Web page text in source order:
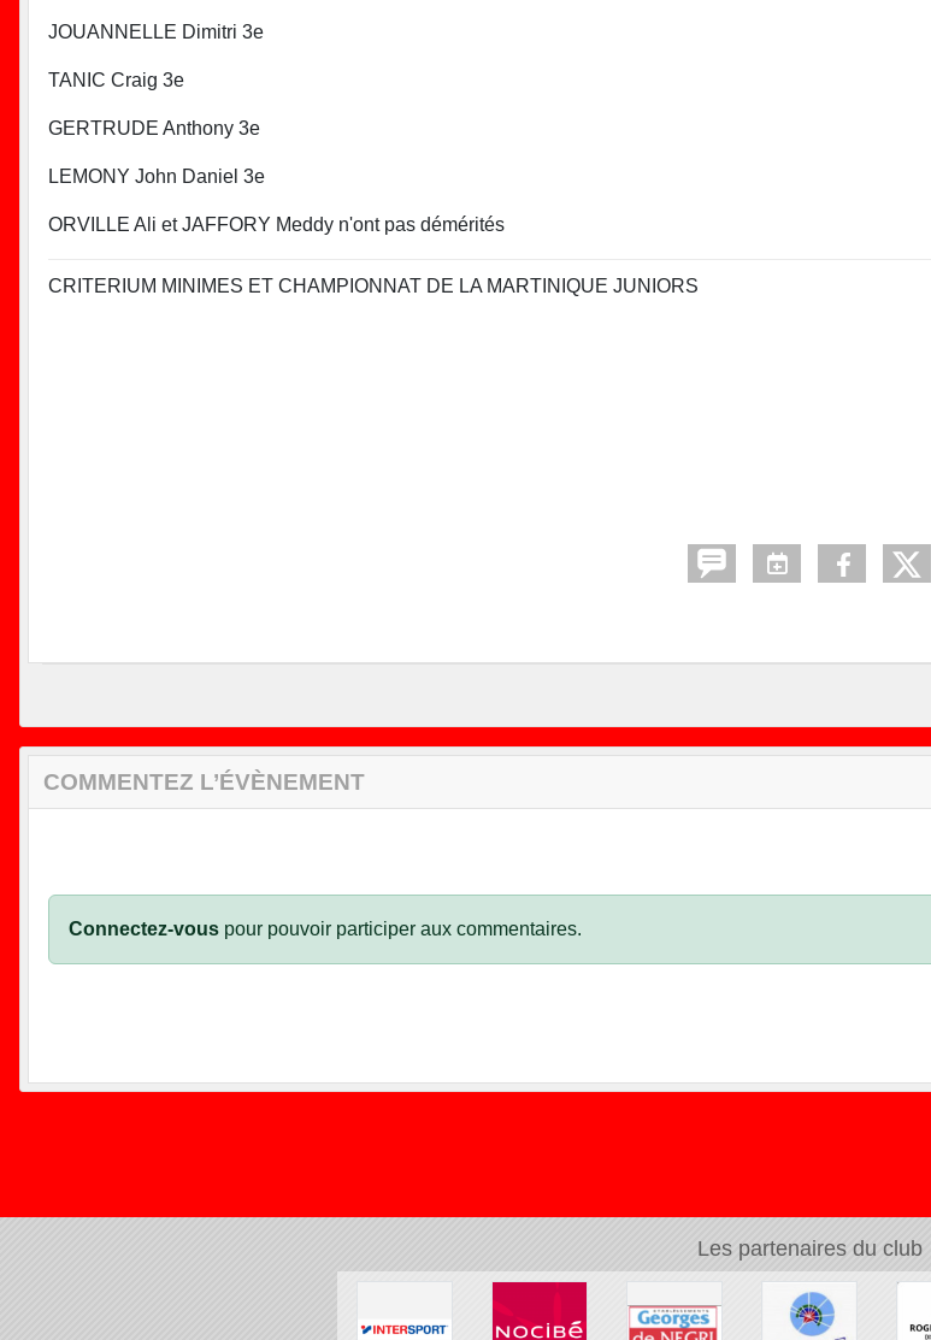
JOUANNELLE Dimitri 3e
TANIC Craig 3e
GERTRUDE Anthony 3e
LEMONY John Daniel 3e
ORVILLE Ali et JAFFORY Meddy n'ont pas démérités
CRITERIUM MINIMES ET CHAMPIONNAT DE LA MARTINIQUE JUNIORS
COMMENTEZ L’ÉVÈNEMENT
Connectez-vous pour pouvoir participer aux commentaires.
Les partenaires du club